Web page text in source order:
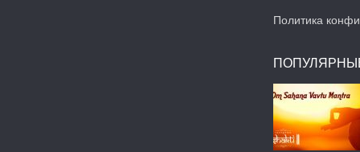
Политика